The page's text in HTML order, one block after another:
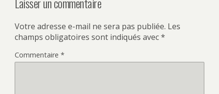
Votre adresse e-mail ne sera pas publiée. Les
champs obligatoires sont indiqués avec*
Commentaire *